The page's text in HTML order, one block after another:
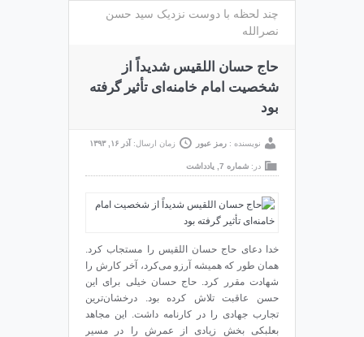
چند لحظه با دوست نزدیک سید حسن
نصرالله
حاج حسان اللقیس شدیداً از
شخصیت امام خامنه‌ای تأثیر گرفته
بود
نویسنده : رمز عبور زمان ارسال: آذر ۱۶, ۱۳۹۳
در: شماره 7 یادداشت
خدا دعای حاج حسان اللقیس را مستجاب کرد.
همان طور که همیشه آرزو می‌کرد، آخر کارش را
شهادت مقرر کرد. حاج حسان خیلی برای این
حسن عاقبت تلاش کرده بود. درخشان‌ترین
تجارب جهادی را در کارنامه داشت. این مجاهد
بعلبکی بخش زیادی از عمرش را در مسیر